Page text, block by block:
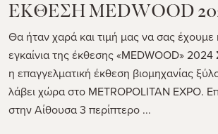
ΕΚΘΕΣΗ MEDWOOD
Θα ήταν χαρά και τιμή μας να σας
εγκαίνια της έκθεσης «MEDWOOD» 2024
η επαγγελματική έκθεση βιομηχανίας
λάβει χώρα στο ΜΕΤROPOLITAN EXPO.
στην Αίθουσα 3 περίπτερο ...